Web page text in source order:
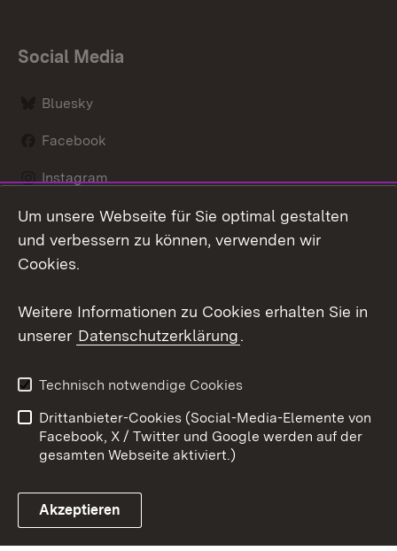
Social Media
Bluesky
Facebook
Instagram
LinkedIn
Link zum Landesportal
Datenschutz
Barrierefreiheit
Impressum
Cookies
Um unsere Webseite für Sie optimal gestalten
und verbessern zu können, verwenden wir
Cookies.
Weitere Informationen zu Cookies erhalten Sie in
unserer Datenschutzerklärung.
Technisch notwendige Cookies
Drittanbieter-Cookies (Social-Media-Elemente von
Facebook, X / Twitter und Google werden auf der
gesamten Webseite aktiviert.)
Akzeptieren